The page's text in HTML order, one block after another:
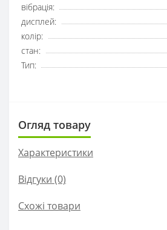
вібрація:
дисплей:
колір:
стан:
Тип:
Огляд товару
Характеристики
Відгуки (0)
Схожі товари